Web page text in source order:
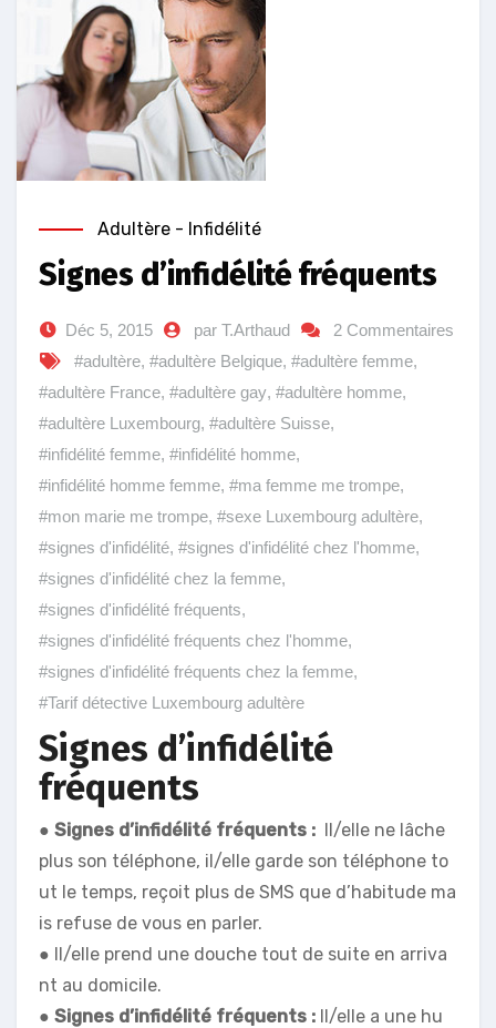
Adultère - Infidélité
Signes d’infidélité fréquents
Déc 5, 2015 par T.Arthaud
2 Commentaires
#adultère, #adultère Belgique, #adultère femme,
#adultère France, #adultère gay, #adultère homme,
#adultère Luxembourg, #adultère Suisse,
#infidélité femme, #infidélité homme,
#infidélité homme femme, #ma femme me trompe,
#mon marie me trompe, #sexe Luxembourg adultère,
#signes d'infidélité, #signes d'infidélité chez l'homme,
#signes d'infidélité chez la femme,
#signes d'infidélité fréquents,
#signes d'infidélité fréquents chez l'homme,
#signes d'infidélité fréquents chez la femme,
#Tarif détective Luxembourg adultère
Signes d’infidélité
fréquents
● Signes d’infidélité fréquents : Il/elle ne lâche
plus son téléphone, il/elle garde son téléphone to
ut le temps, reçoit plus de SMS que d’habitude ma
is refuse de vous en parler.
● Il/elle prend une douche tout de suite en arriva
nt au domicile.
● Signes d’infidélité fréquents : Il/elle a une hu